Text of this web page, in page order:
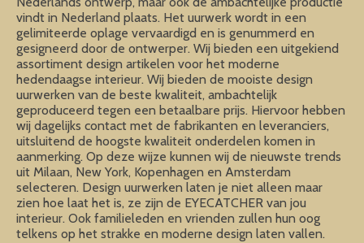
vindt in Nederland plaats. Het uurwerk wordt in een
gelimiteerde oplage vervaardigd en is genummerd en
gesigneerd door de ontwerper. Wij bieden een uitgekiend
assortiment design artikelen voor het moderne
hedendaagse interieur. Wij bieden de mooiste design
uurwerken van de beste kwaliteit, ambachtelijk
geproduceerd tegen een betaalbare prijs. Hiervoor hebben
wij dagelijks contact met de fabrikanten en leveranciers,
uitsluitend de hoogste kwaliteit onderdelen komen in
aanmerking. Op deze wijze kunnen wij de nieuwste trends
uit Milaan, New York, Kopenhagen en Amsterdam
selecteren. Design uurwerken laten je niet alleen maar
zien hoe laat het is, ze zijn de EYECATCHER van jou
interieur. Ook familieleden en vrienden zullen hun oog
telkens op het strakke en moderne design laten vallen.